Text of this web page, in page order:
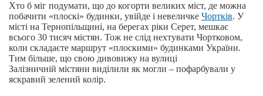
Хто б міг подумати, що до когорти великих міст, де можна
побачити «плоскі» будинки, увійде і невеличке Чортків. У
місті на Тернопільщині, на берегах ріки Серет, мешкає
всього 30 тисяч містян. Тож не слід нехтувати Чортковом,
коли складаєте маршрут «плоскими» будинками України.
Тим більше, що свою дивовижу на вулиці
Залізничній містяни виділили як могли – пофарбували у
яскравий зелений колір.